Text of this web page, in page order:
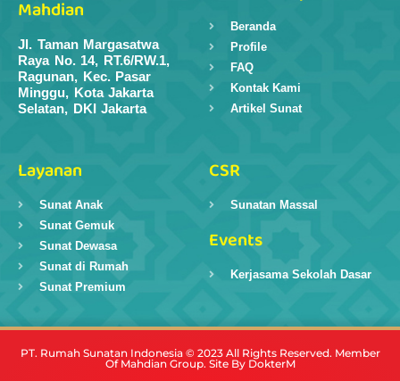
Mahdian
Jl. Taman Margasatwa
Raya No. 14, RT.6/RW.1,
Ragunan, Kec. Pasar
Minggu, Kota Jakarta
Selatan, DKI Jakarta
Beranda
Profile
FAQ
Kontak Kami
Artikel Sunat
Layanan
Sunat Anak
Sunat Gemuk
Sunat Dewasa
Sunat di Rumah
Sunat Premium
CSR
Sunatan Massal
Events
Kerjasama Sekolah Dasar
PT. Rumah Sunatan Indonesia © 2023 All Rights Reserved. Member
Of Mahdian Group. Site By DokterM